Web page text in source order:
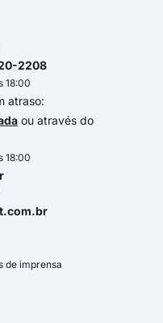
2208
18:00
atraso:
ou através do
18:00
de imprensa